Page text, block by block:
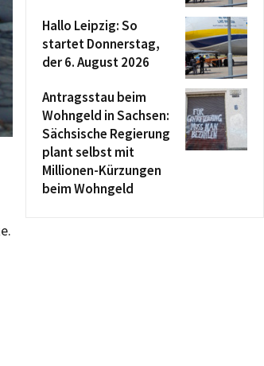
Hallo Leipzig: So
startet Donnerstag,
der 6. August 2026
Antragsstau beim
Wohngeld in Sachsen:
Sächsische Regierung
plant selbst mit
Millionen-Kürzungen
beim Wohngeld